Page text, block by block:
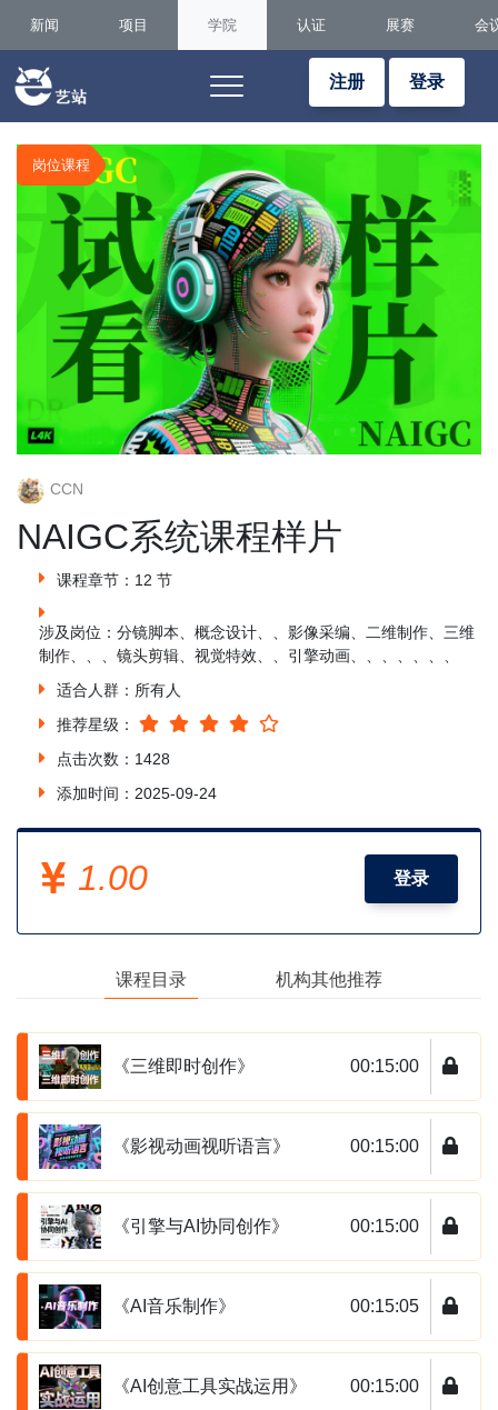
新闻 项目 学院 认证 展赛 会
注册 登录
岗位课程
CCN
NAIGC系统课程样片
课程章节：12 节
涉及岗位：分镜脚本、概念设计、、影像采编、二维制作、三维
制作、、、镜头剪辑、视觉特效、、引擎动画、、、、、、、
适合人群：所有人
推荐星级：
点击次数：1428
添加时间：2025-09-24
1.00 登录
课程目录 机构其他推荐
《三维即时创作》 00:15:00
《影视动画视听语言》 00:15:00
《引擎与AI协同创作》 00:15:00
《AI音乐制作》 00:15:05
《AI创意工具实战运用》 00:15:00